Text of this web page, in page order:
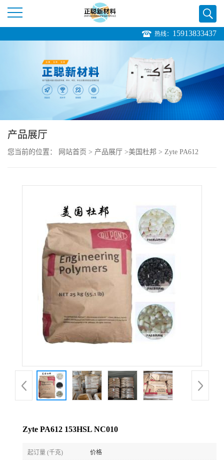
公
品
展
热线： 15913833437
产品展厅
您当前的位置： 网站首页 > 产品展厅 >美国杜邦 > Zyte PA612
Zyte PA612 153HSL NC010
起订量 (千克) 价格